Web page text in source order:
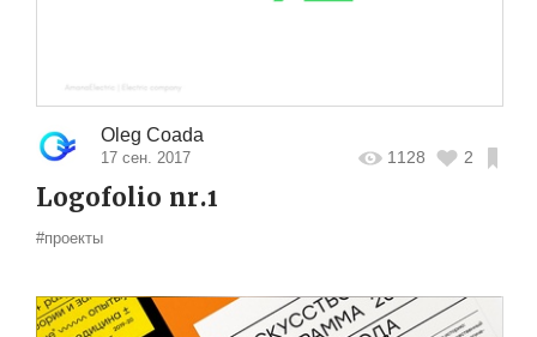
Oleg Coada
17 сен. 2017 1128 2
Logofolio nr.1
#проекты